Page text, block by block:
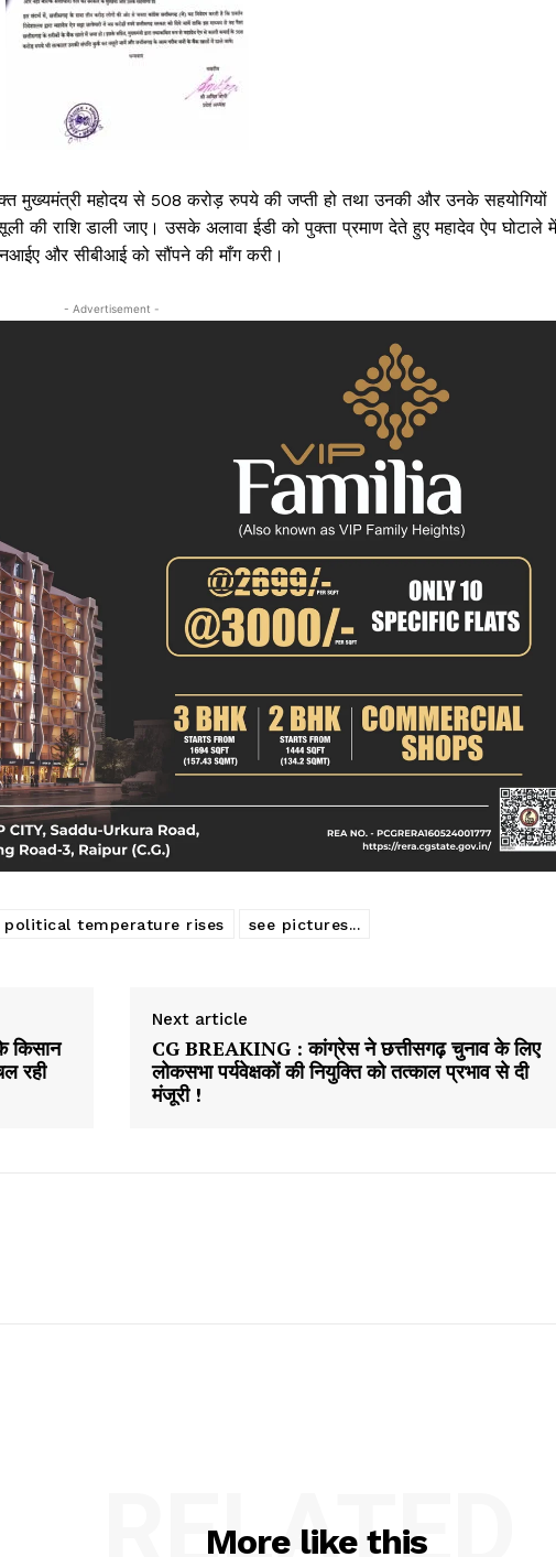
ई-पेपर
मुख्यमंत्री महोदय से 508 करोड़ रुपये की जप्ती हो तथा उनकी और उनके सहयोगियों
की राशि डाली जाए। उसके अलावा ईडी को पुक्ता प्रमाण देते हुए महादेव ऐप घोटाले में
और सीबीआई को सौंपने की माँग करी।
- Advertisement -
political temperature rises see pictures...
किसान
रही
Next article
CG BREAKING : कांग्रेस ने छत्तीसगढ़ चुनाव के लिए
लोकसभा पर्यवेक्षकों की नियुक्ति को तत्काल प्रभाव से दी
मंजूरी !
More like this
RELATED